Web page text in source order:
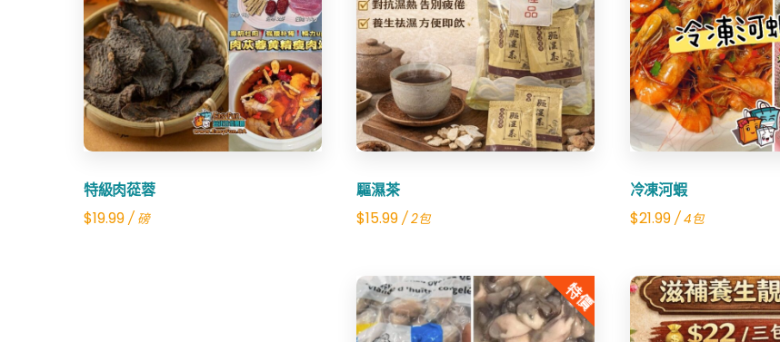
特級肉蓯蓉
$19.99 / 磅
Share
驅濕茶
$15.99 / 2包
Share
冷凍河蝦
$21.99/ 4包
Share
特價